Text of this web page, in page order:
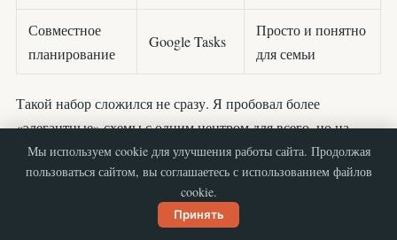
Совместное
планирование
Google Tasks
Просто и понятно
для семьи
Такой набор сложился не сразу. Я пробовал более
«элегантные» схемы с одним центром для всего, но на
практике они оказывались либо слишком медленными,
либо перегруженными. Гораздо надежнее, когда каждое
приложение отвечает за свою конкретную функцию.
Мы используем cookie для улучшения работы сайта. Продолжая
пользоваться сайтом, вы соглашаетесь с использованием файлов
cookie.
Принять